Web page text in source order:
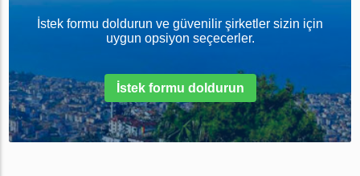
İstek formu doldurun ve güvenilir şirketler sizin için
uygun opsiyon seçecerler.
İstek formu doldurun